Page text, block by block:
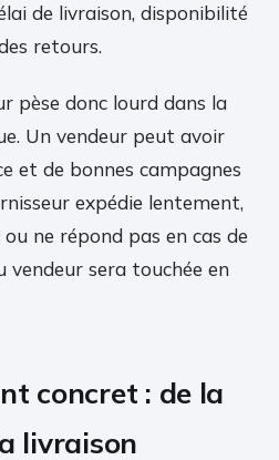
de livraison, disponibilité
retours.
pèse donc lourd dans la
Un vendeur peut avoir
et de bonnes campagnes
expédie lentement,
ne répond pas en cas de
sera touchée en
concret : de la
livraison